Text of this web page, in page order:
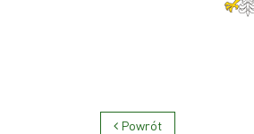
Powrót